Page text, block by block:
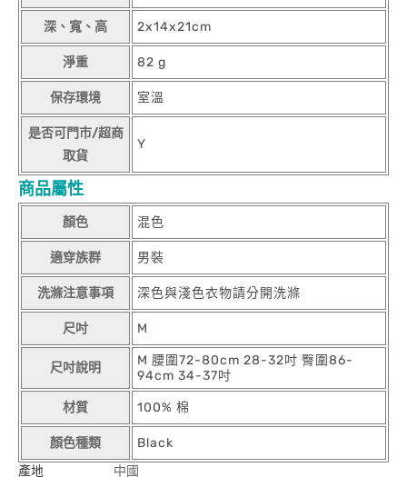
深、寬、高 2x14x21cm
淨重 82 g
保存環境 室溫
是否可門市/超商
取貨
Y
商品屬性
顏色 混色
適穿族群 男裝
洗滌注意事項 深色與淺色衣物請分開洗滌
尺吋 M
尺吋說明
M 腰圍72-80cm 28-32吋 臀圍86-
94cm 34-37吋
材質 100% 棉
顏色種類
Black
產地
中國